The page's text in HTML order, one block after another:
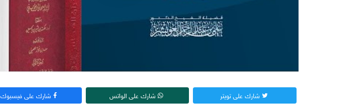
شارك على تويتر شارك على الواتس شارك على فيسبوك